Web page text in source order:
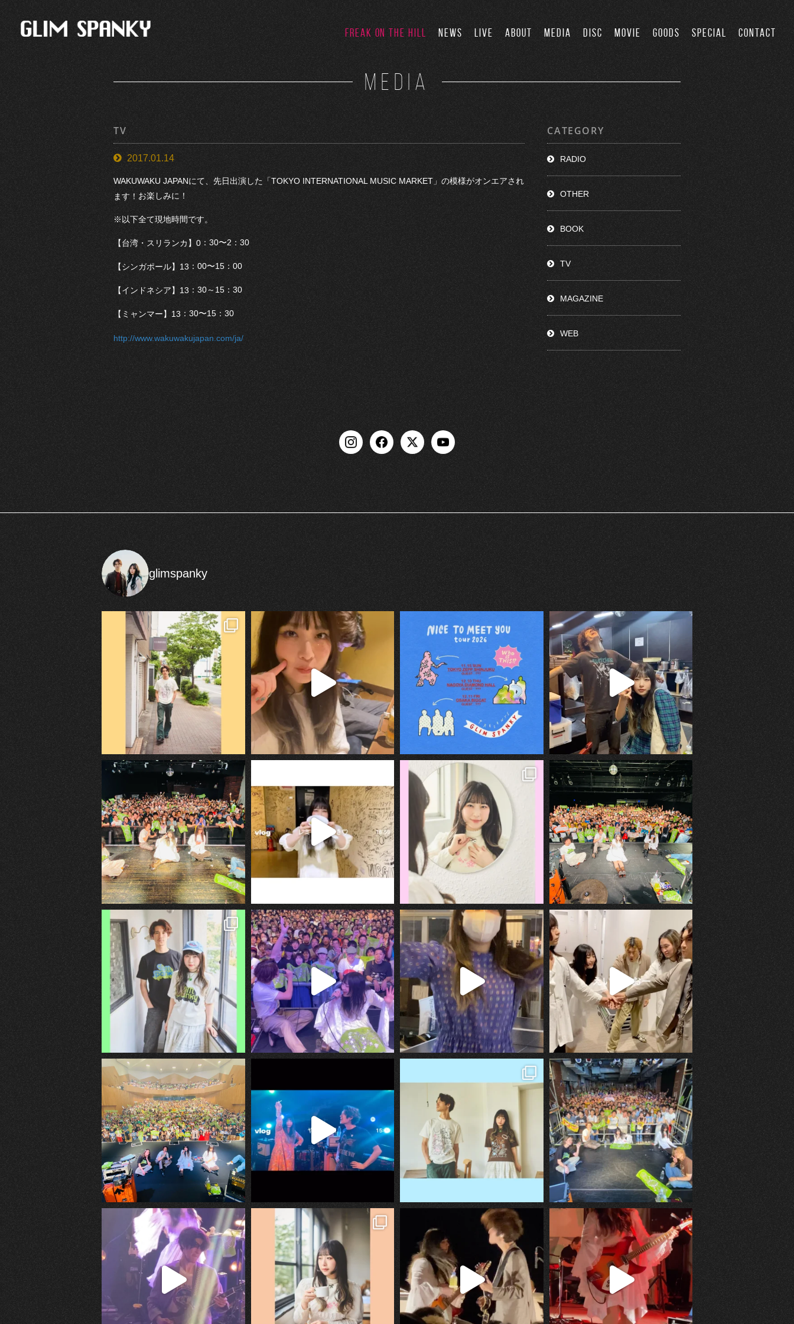
FREAK ON THE HILL NEWS LIVE ABOUT MEDIA DISC MOVIE GOODS SPECIAL CONTACT
MEDIA
TV
2017.01.14
WAKUWAKU JAPANにて、先日出演した「TOKYO INTERNATIONAL MUSIC MARKET」の模様がオンエアされ
ます！ お楽しみに！
※以下全て現地時間です。
【台湾・スリランカ】0 ：30〜2：30
【シンガポール】13 ：00〜15：00
【インドネシア】13 ：30～15：30
【ミャンマー】13 ：30〜15：30
http://www.wakuwakujapan.com/ja/
CATEGORY
RADIO
OTHER
BOOK
TV
MAGAZINE
WEB
glimspanky